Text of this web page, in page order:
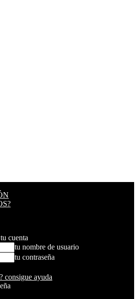
cuenta
tu nombre de usuario
tu contraseña
consigue ayuda